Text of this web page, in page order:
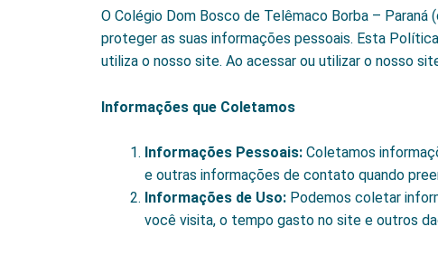
O Colégio Dom Bosco de Telêmaco Borba – Paraná
proteger as suas informações pessoais. Esta
utiliza o nosso site. Ao acessar ou utilizar o nosso
Informações que Coletamos
Informações Pessoais: Coletamos
e outras informações de contato quando
Informações de Uso: Podemos coletar
você visita, o tempo gasto no site e outros